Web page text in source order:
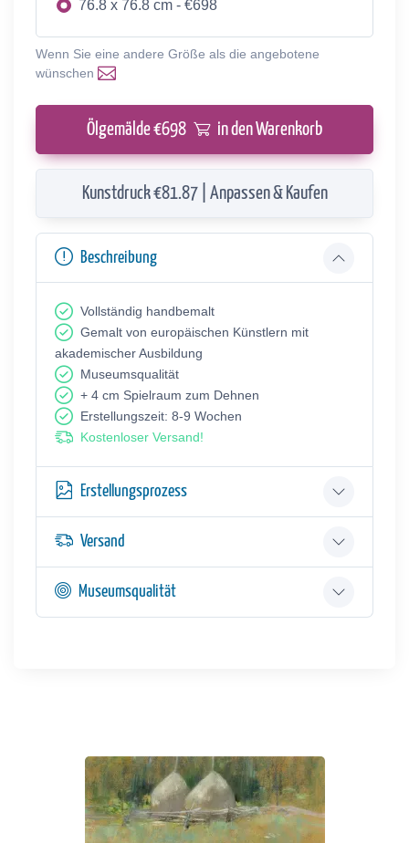
76.8 x 76.8 cm - €698
Wenn Sie eine andere Größe als die angebotene
wünschen
Ölgemälde €698 in den Warenkorb
Kunstdruck €81.87 | Anpassen & Kaufen
Beschreibung
Vollständig handbemalt
Gemalt von europäischen Künstlern mit
akademischer Ausbildung
Museumsqualität
+ 4 cm Spielraum zum Dehnen
Erstellungszeit: 8-9 Wochen
Kostenloser Versand!
Erstellungsprozess
Versand
Museumsqualität